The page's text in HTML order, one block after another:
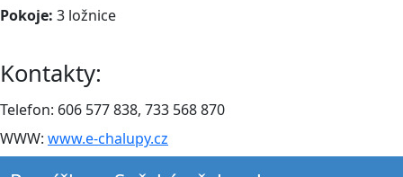
Pokoje: 3 ložnice
Kontakty:
Telefon: 606 577 838, 733 568 870
WWW: www.e-chalupy.cz